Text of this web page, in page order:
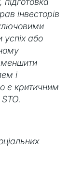
інвесторів
успіх або
і
є критичним